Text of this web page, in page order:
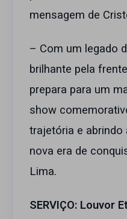
mensagem de
– Com um legado
brilhante pela
prepara para um
show
trajetória e
nova era de
Lima.
SERVIÇO: Louvor